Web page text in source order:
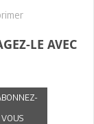
LE AVEC
VOUS